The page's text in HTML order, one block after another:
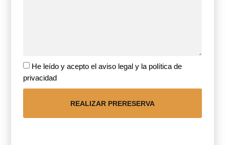
He leído y acepto el aviso legal y la política de
privacidad
REALIZAR PRERESERVA